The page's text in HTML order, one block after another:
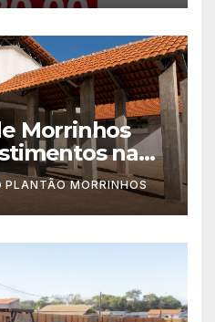
Morrinhos
na
da Escola
de
em ritmo
ganha forma.
PLANTÃO MORRINHOS